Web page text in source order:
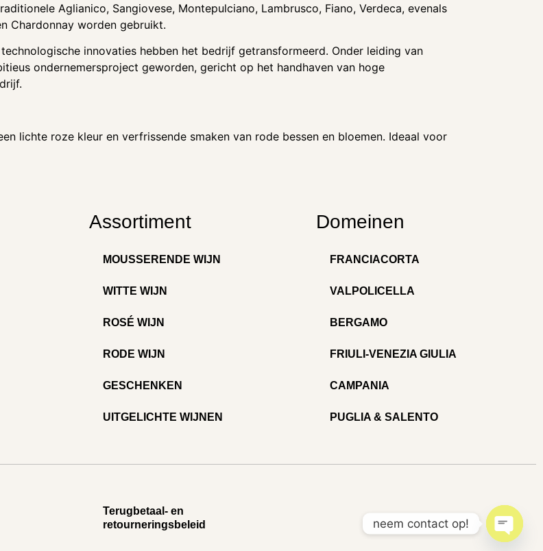
Aglianico, Sangiovese, Montepulciano, Lambrusco, Fiano, Verdeca, evenals
Chardonnay worden gebruikt.
innovaties hebben het bedrijf getransformeerd. Onder leiding van
ondernemersproject geworden, gericht op het handhaven van hoge
lichte roze kleur en verfrissende smaken van rode bessen en bloemen. Ideaal voor
Assortiment
MOUSSERENDE WIJN
WITTE WIJN
ROSÉ WIJN
RODE WIJN
GESCHENKEN
UITGELICHTE WIJNEN
Domeinen
FRANCIACORTA
VALPOLICELLA
BERGAMO
FRIULI-VENEZIA GIULIA
CAMPANIA
PUGLIA & SALENTO
Terugbetaal- en
retourneringsbeleid
neem contact op!